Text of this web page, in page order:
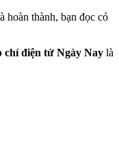
hoàn thành, bạn đọc có
chí điện tử Ngày Nay là